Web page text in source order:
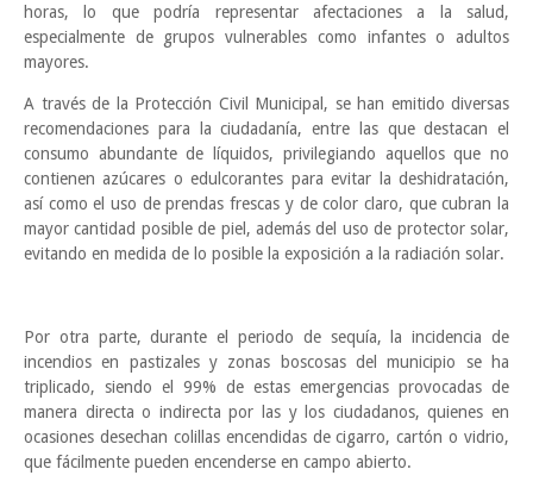
horas, lo que podría representar afectaciones a la salud,
especialmente de grupos vulnerables como infantes o adultos
mayores.
A través de la Protección Civil Municipal, se han emitido diversas
recomendaciones para la ciudadanía, entre las que destacan el
consumo abundante de líquidos, privilegiando aquellos que no
contienen azúcares o edulcorantes para evitar la deshidratación,
así como el uso de prendas frescas y de color claro, que cubran la
mayor cantidad posible de piel, además del uso de protector solar,
evitando en medida de lo posible la exposición a la radiación solar.
Por otra parte, durante el periodo de sequía, la incidencia de
incendios en pastizales y zonas boscosas del municipio se ha
triplicado, siendo el 99% de estas emergencias provocadas de
manera directa o indirecta por las y los ciudadanos, quienes en
ocasiones desechan colillas encendidas de cigarro, cartón o vidrio,
que fácilmente pueden encenderse en campo abierto.